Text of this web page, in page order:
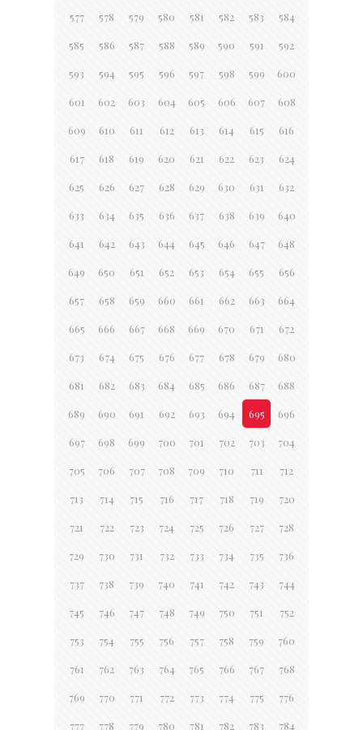
577 578 579 580 581 582 583 584
585 586 587 588 589 590 591 592
593 594 595 596 597 598 599 600
601 602 603 604 605 606 607 608
609 610 611 612 613 614 615 616
617 618 619 620 621 622 623 624
625 626 627 628 629 630 631 632
633 634 635 636 637 638 639 640
641 642 643 644 645 646 647 648
649 650 651 652 653 654 655 656
657 658 659 660 661 662 663 664
665 666 667 668 669 670 671 672
673 674 675 676 677 678 679 680
681 682 683 684 685 686 687 688
689 690 691 692 693 694 695 696
697 698 699 700 701 702 703 704
705 706 707 708 709 710 711 712
713 714 715 716 717 718 719 720
721 722 723 724 725 726 727 728
729 730 731 732 733 734 735 736
737 738 739 740 741 742 743 744
745 746 747 748 749 750 751 752
753 754 755 756 757 758 759 760
761 762 763 764 765 766 767 768
769 770 771 772 773 774 775 776
777 778 779 780 781 782 783 784